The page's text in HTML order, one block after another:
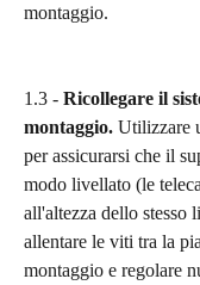
montaggio.
1.3 - Ricollegare il
montaggio. Utilizzare
per assicurarsi che il
modo livellato (le
all'altezza dello stesso
allentare le viti tra la
montaggio e regolare